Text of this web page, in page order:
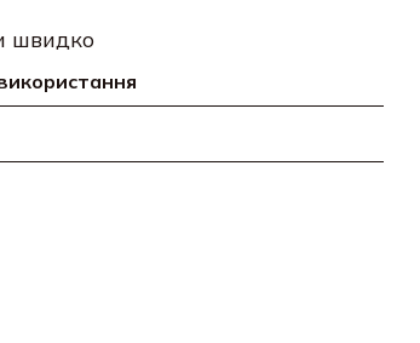
швидко